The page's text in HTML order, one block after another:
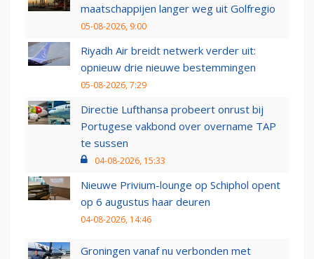
maatschappijen langer weg uit Golfregio
05-08-2026, 9:00
Riyadh Air breidt netwerk verder uit:
opnieuw drie nieuwe bestemmingen
05-08-2026, 7:29
Directie Lufthansa probeert onrust bij
Portugese vakbond over overname TAP
te sussen
04-08-2026, 15:33
Nieuwe Privium-lounge op Schiphol opent
op 6 augustus haar deuren
04-08-2026, 14:46
Groningen vanaf nu verbonden met